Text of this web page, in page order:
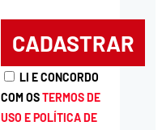
LI E CONCORDO
COM OSTERMOS DE
USO E POLÍTICA DE